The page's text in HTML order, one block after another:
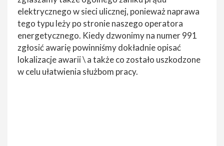
elektrycznego w sieci ulicznej, ponieważ naprawa
tego typu leży po stronie naszego operatora
energetycznego. Kiedy dzwonimy na numer 991
zgłosić awarię powinniśmy dokładnie opisać
lokalizacje awarii \ a także co zostało uszkodzone
w celu ułatwienia służbom pracy.